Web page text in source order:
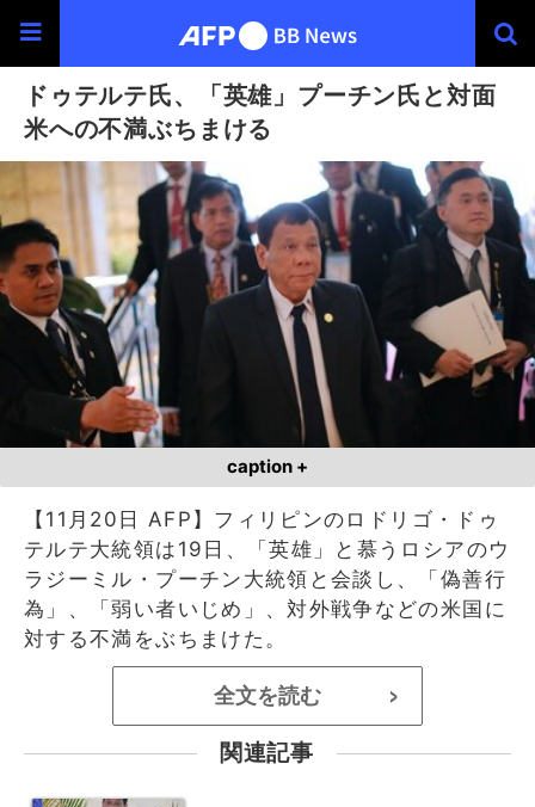
ドゥテルテ氏、「英雄」プーチン氏と対面
米への不満ぶちまける
caption +
【11月20日 AFP】フィリピンのロドリゴ・ドゥ
テルテ大統領は19日、「英雄」と慕うロシアのウ
ラジーミル・プーチン大統領と会談し、「偽善行
為」、「弱い者いじめ」、対外戦争などの米国に
対する不満をぶちまけた。
全文を読む >
関連記事